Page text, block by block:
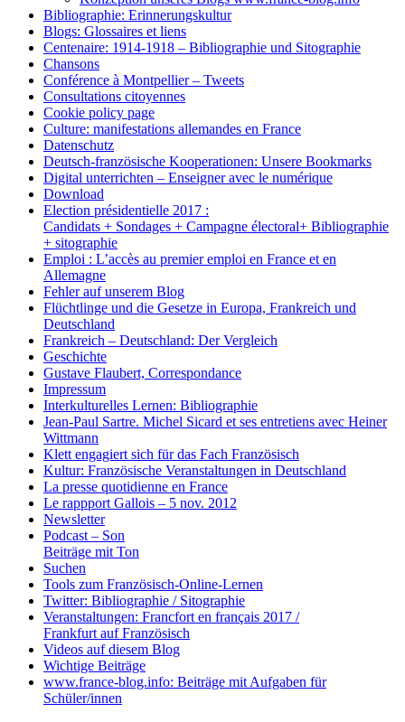
Bibliographie: Erinnerungskultur
Blogs: Glossaires et liens
Centenaire: 1914-1918 – Bibliographie und Sitographie
Chansons
Conférence à Montpellier – Tweets
Consultations citoyennes
Cookie policy page
Culture: manifestations allemandes en France
Datenschutz
Deutsch-französische Kooperationen: Unsere Bookmarks
Digital unterrichten – Enseigner avec le numérique
Download
Election présidentielle 2017 :
Candidats + Sondages + Campagne électoral+ Bibliographie
+ sitographie
Emploi : L’accès au premier emploi en France et en
Allemagne
Fehler auf unserem Blog
Flüchtlinge und die Gesetze in Europa, Frankreich und
Deutschland
Frankreich – Deutschland: Der Vergleich
Geschichte
Gustave Flaubert, Correspondance
Impressum
Interkulturelles Lernen: Bibliographie
Jean-Paul Sartre. Michel Sicard et ses entretiens avec Heiner
Wittmann
Klett engagiert sich für das Fach Französisch
Kultur: Französische Veranstaltungen in Deutschland
La presse quotidienne en France
Le rappport Gallois – 5 nov. 2012
Newsletter
Podcast – Son
Beiträge mit Ton
Suchen
Tools zum Französisch-Online-Lernen
Twitter: Bibliographie / Sitographie
Veranstaltungen: Francfort en français 2017 /
Frankfurt auf Französisch
Videos auf diesem Blog
Wichtige Beiträge
www.france-blog.info: Beiträge mit Aufgaben für
Schüler/innen